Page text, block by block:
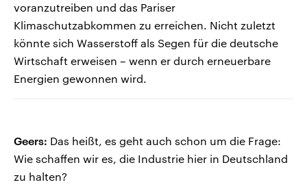
voranzutreiben und das Pariser
Klimaschutzabkommen zu erreichen. Nicht zuletzt
könnte sich Wasserstoff als Segen für die deutsche
Wirtschaft erweisen – wenn er durch erneuerbare
Energien gewonnen wird.
Geers: Das heißt, es geht auch schon um die Frage:
Wie schaffen wir es, die Industrie hier in Deutschland
zu halten?